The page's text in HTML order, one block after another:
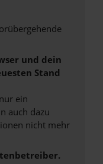
und dein
Stand
ein
auch dazu
nicht mehr